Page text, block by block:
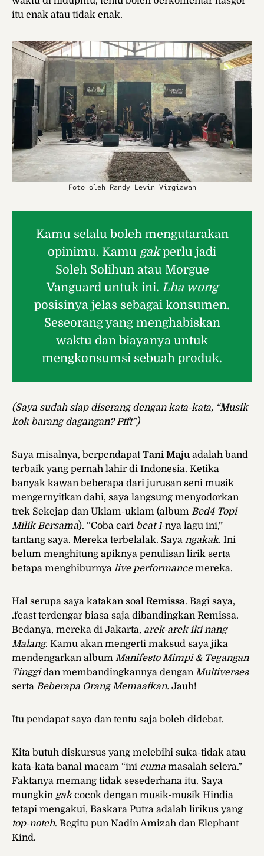
itu enak atau tidak enak.
Foto oleh Randy Levin Virgiawan
Kamu selalu boleh mengutarakan
opinimu. Kamu gakperlu jadi
Soleh Solihun atau Morgue
Vanguard untuk ini. Lha wong
posisinya jelas sebagai konsumen.
Seseorang yang menghabiskan
waktu dan biayanya untuk
mengkonsumsi sebuah produk.
(Saya sudah siap diserang dengan kata-kata, “Musik
kok barang dagangan? Pfft”)
Saya misalnya, berpendapatTani Majuadalah band
terbaik yang pernah lahir di Indonesia. Ketika
banyak kawan beberapa dari jurusan seni musik
mengernyitkan dahi, saya langsung menyodorkan
trek Sekejap dan Uklam-uklam (album Bed4 Topi
Milik Bersama). “Coba cari beat 1-nya lagu ini,”
tantang saya. Mereka terbelalak. Saya ngakak. Ini
belum menghitung apiknya penulisan lirik serta
betapa menghiburnya live performancemereka.
Hal serupa saya katakan soal Remissa. Bagi saya,
.feast terdengar biasa saja dibandingkan Remissa.
Bedanya, mereka di Jakarta, arek-arek iki nang
Malang. Kamu akan mengerti maksud saya jika
mendengarkan album Manifesto Mimpi & Tegangan
Tinggidan membandingkannya dengan Multiverses
serta Beberapa Orang Memaafkan. Jauh!
Itu pendapat saya dan tentu saja boleh didebat.
Kita butuh diskursus yang melebihi suka-tidak atau
kata-kata banal macam “ini cuma masalah selera.”
Faktanya memang tidak sesederhana itu. Saya
mungkin gakcocok dengan musik-musik Hindia
tetapi mengakui, Baskara Putra adalah lirikus yang
top-notch. Begitu pun Nadin Amizah dan Elephant
Kind.